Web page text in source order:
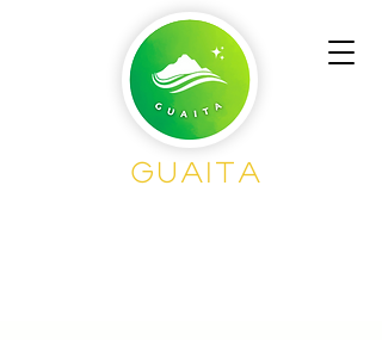
GUAITA